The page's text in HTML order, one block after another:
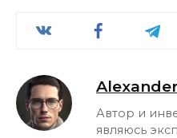
Автор и
являюсь